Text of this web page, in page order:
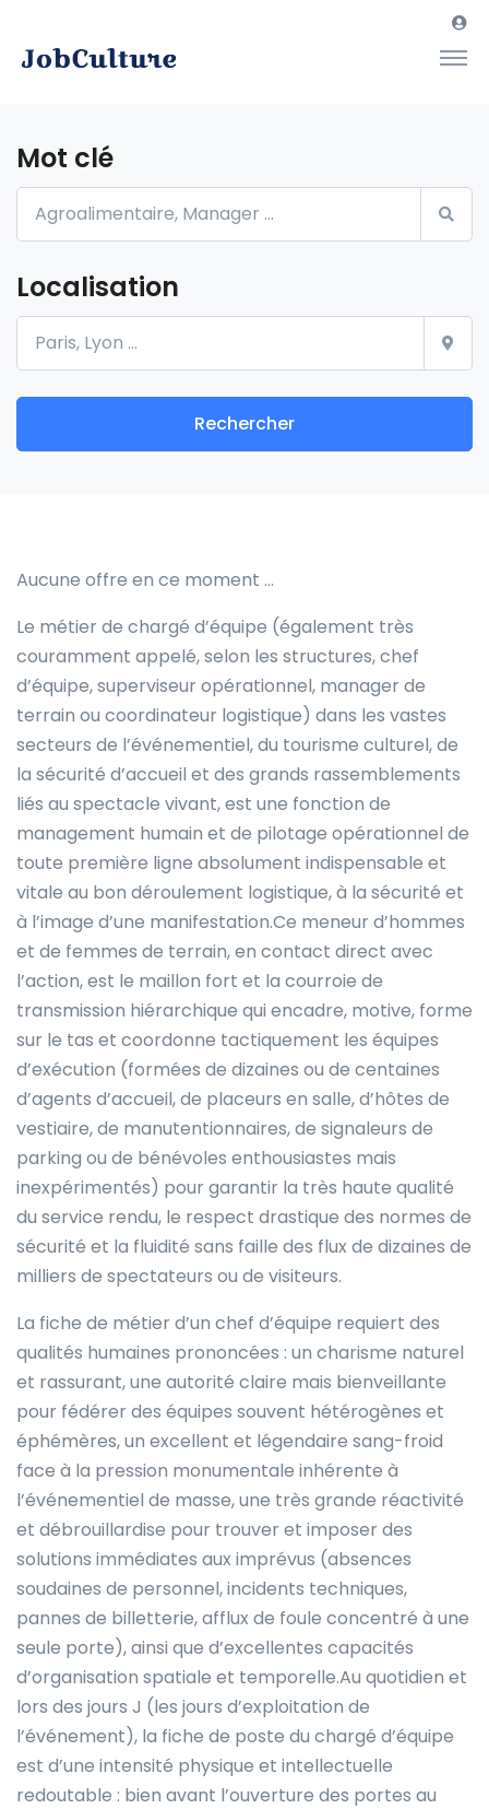
Mot clé
Localisation
Rechercher
Aucune offre en ce moment …
Le métier de chargé d’équipe (également très
couramment appelé, selon les structures, chef
d’équipe, superviseur opérationnel, manager de
terrain ou coordinateur logistique) dans les vastes
secteurs de l’événementiel, du tourisme culturel, de
la sécurité d’accueil et des grands rassemblements
liés au spectacle vivant, est une fonction de
management humain et de pilotage opérationnel de
toute première ligne absolument indispensable et
vitale au bon déroulement logistique, à la sécurité et
à l’image d’une manifestation.Ce meneur d’hommes
et de femmes de terrain, en contact direct avec
l’action, est le maillon fort et la courroie de
transmission hiérarchique qui encadre, motive, forme
sur le tas et coordonne tactiquement les équipes
d’exécution (formées de dizaines ou de centaines
d’agents d’accueil, de placeurs en salle, d’hôtes de
vestiaire, de manutentionnaires, de signaleurs de
parking ou de bénévoles enthousiastes mais
inexpérimentés) pour garantir la très haute qualité
du service rendu, le respect drastique des normes de
sécurité et la fluidité sans faille des flux de dizaines de
milliers de spectateurs ou de visiteurs.
La fiche de métier d’un chef d’équipe requiert des
qualités humaines prononcées : un charisme naturel
et rassurant, une autorité claire mais bienveillante
pour fédérer des équipes souvent hétérogènes et
éphémères, un excellent et légendaire sang-froid
face à la pression monumentale inhérente à
l’événementiel de masse, une très grande réactivité
et débrouillardise pour trouver et imposer des
solutions immédiates aux imprévus (absences
soudaines de personnel, incidents techniques,
pannes de billetterie, afflux de foule concentré à une
seule porte), ainsi que d’excellentes capacités
d’organisation spatiale et temporelle.Au quotidien et
lors des jours J (les jours d’exploitation de
l’événement), la fiche de poste du chargé d’équipe
est d’une intensité physique et intellectuelle
redoutable : bien avant l’ouverture des portes au